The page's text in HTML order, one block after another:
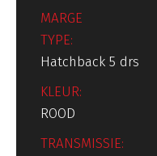
MARGE
TYPE:
Hatchback 5 drs
KLEUR:
ROOD
TRANSMISSIE: